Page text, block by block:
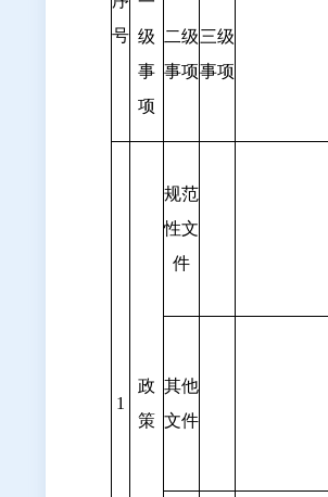
号 级
事
项
二级
事项
三级
事项
1
政
策
规范
性文
件
其他
文件